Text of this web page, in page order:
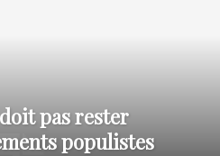
pas rester
populistes